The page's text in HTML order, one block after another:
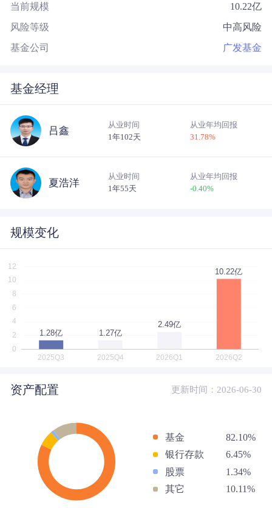
当前规模 10.22亿
风险等级 中高风险
基金公司 广发基金
基金经理
吕鑫
从业时间
1年102天
从业年均回报
31.78%
夏浩洋
从业时间
1年55天
从业年均回报
-0.40%
规模变化
资产配置 更新时间：2026-06-30
基金
82.10%
银行存款
6.45%
股票
1.34%
其它
10.11%